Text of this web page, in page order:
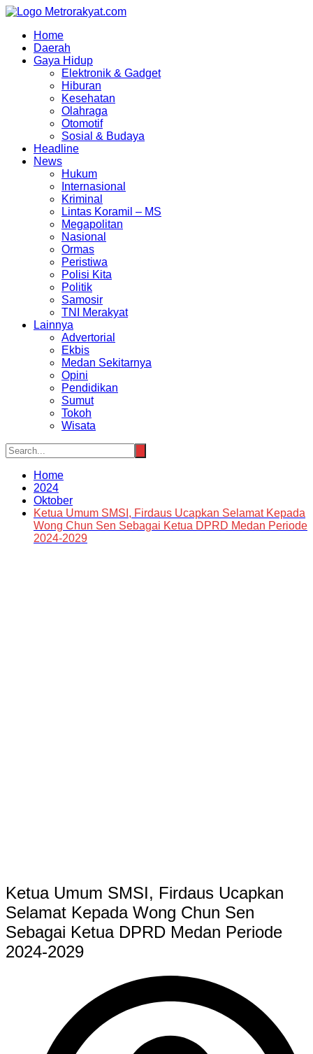
Skip
contentHome
Daerah
Gaya Hidup
Elektronik & Gadget
Hiburan
Kesehatan
Olahraga
Otomotif
Sosial & Budaya
Headline
News
Hukum
Internasional
Kriminal
Lintas Koramil – MS
Megapolitan
Nasional
Ormas
Peristiwa
Polisi Kita
Politik
Samosir
TNI Merakyat
Lainnya
Advertorial
Ekbis
Medan Sekitarnya
Opini
Pendidikan
Sumut
Tokoh
Wisata
Home
2024
Oktober
Ketua Umum SMSI, Firdaus Ucapkan Selamat Kepada
Wong Chun Sen Sebagai Ketua DPRD Medan Periode
2024-2029
Ketua Umum SMSI, Firdaus Ucapkan
Selamat Kepada Wong Chun Sen
Sebagai Ketua DPRD Medan Periode
2024-2029